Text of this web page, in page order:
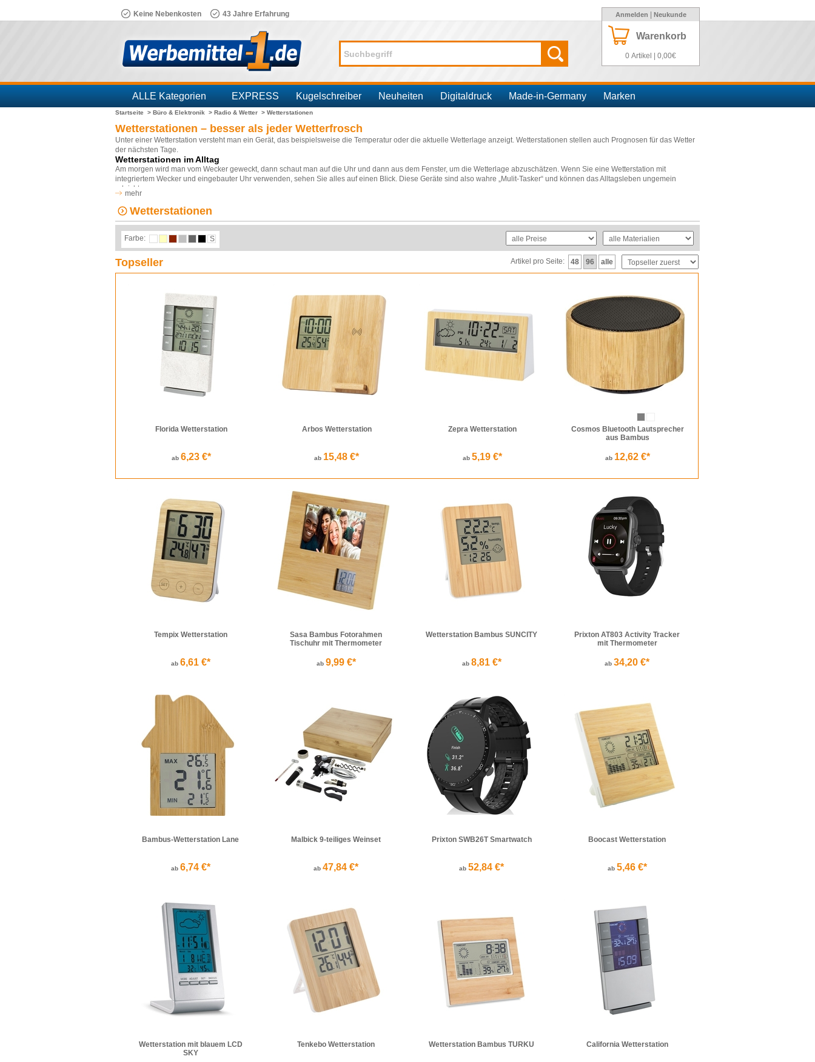
Keine Nebenkosten 43 Jahre Erfahrung Anmelden Neukunde
Warenkorb
0 Artikel | 0,00€
ALLE Kategorien EXPRESS Kugelschreiber Neuheiten Digitaldruck Made-in-Germany Marken
Startseite > Büro & Elektronik > Radio & Wetter > Wetterstationen
Wetterstationen – besser als jeder Wetterfrosch
Unter einer Wetterstation versteht man ein Gerät, das beispielsweise die Temperatur oder die aktuelle Wetterlage anzeigt. Wetterstationen stellen auch Prognosen für das Wetter
der nächsten Tage.
Wetterstationen im Alltag
Am morgen wird man vom Wecker geweckt, dann schaut man auf die Uhr und dann aus dem Fenster, um die Wetterlage abzuschätzen. Wenn Sie eine Wetterstation mit
integriertem Wecker und eingebauter Uhr verwenden, sehen Sie alles auf einen Blick. Diese Geräte sind also wahre „Mulit-Tasker“ und können das Alltagsleben ungemein
erleichtern.
Bei uns finden Sie ein großes Sortiment an Wetterstationen aus ABS, HIPS und Kunststoff in den Farben braun, grau, silberfarben, schwarz und weiß. Gerne bedrucken wir Ihre
bestellten Werbemittel ein-oder mehrfarbig mit einem Motiv Ihrer Wahl. Natürlich bieten wir Wetterstationen in verschiedenen Preisklassen an. Viele unserer Artikel sind
Multifunktionsgeräte: die Wetterstation Toledo beispielsweise bietet neben Thermometer, Hydrometer und Wettervorhersage auch noch eine digitale Uhr, eine Datumsanzeige
und einen Wecker. Die Wetterstation Vario besticht mit vielen verschiedenen Funktionen und einem Farbigen Layout. Wetterstationen eignen sich aufgrund ihrer
Alltagstauglichkeit wunderbar als Werbemittel.
mehr
Wetterstationen
Farbe: S
Artikel pro Seite: alle
96
48
Topseller
Florida Wetterstation
ab 6,23 €*
Arbos Wetterstation
ab 15,48 €*
Zepra Wetterstation
ab 5,19 €*
Cosmos Bluetooth Lautsprecher
aus Bambus
ab 12,62 €*
Tempix Wetterstation
ab 6,61 €*
Sasa Bambus Fotorahmen
Tischuhr mit Thermometer
ab 9,99 €*
Wetterstation Bambus SUNCITY
ab 8,81 €*
Prixton AT803 Activity Tracker
mit Thermometer
ab 34,20 €*
Bambus-Wetterstation Lane
ab 6,74 €*
Malbick 9-teiliges Weinset
ab 47,84 €*
Prixton SWB26T Smartwatch
ab 52,84 €*
Boocast Wetterstation
ab 5,46 €*
Wetterstation mit blauem LCD
SKY
Tenkebo Wetterstation Wetterstation Bambus TURKU California Wetterstation